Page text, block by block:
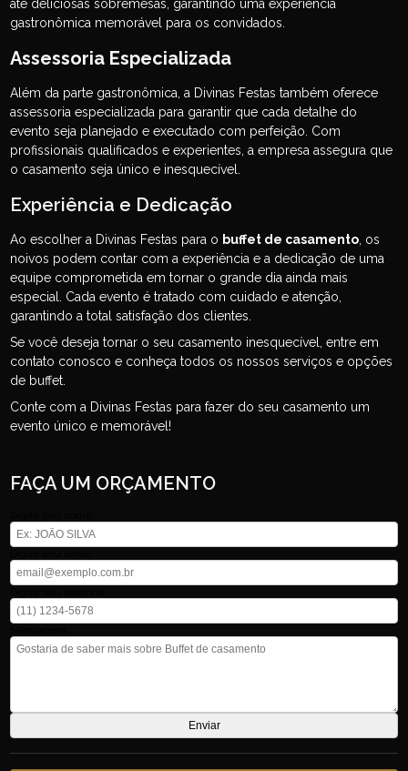
até deliciosas sobremesas, garantindo uma experiência
gastronômica memorável para os convidados.
Assessoria Especializada
Além da parte gastronômica, a Divinas Festas também oferece
assessoria especializada para garantir que cada detalhe do
evento seja planejado e executado com perfeição. Com
profissionais qualificados e experientes, a empresa assegura que
o casamento seja único e inesquecível.
Experiência e Dedicação
Ao escolher a Divinas Festas para o buffet de casamento , os
noivos podem contar com a experiência e a dedicação de uma
equipe comprometida em tornar o grande dia ainda mais
especial. Cada evento é tratado com cuidado e atenção,
garantindo a total satisfação dos clientes.
Se você deseja tornar o seu casamento inesquecível, entre em
contato conosco e conheça todos os nossos serviços e opções
de buffet.
Conte com a Divinas Festas para fazer do seu casamento um
evento único e memorável!
FAÇA UM ORÇAMENTO